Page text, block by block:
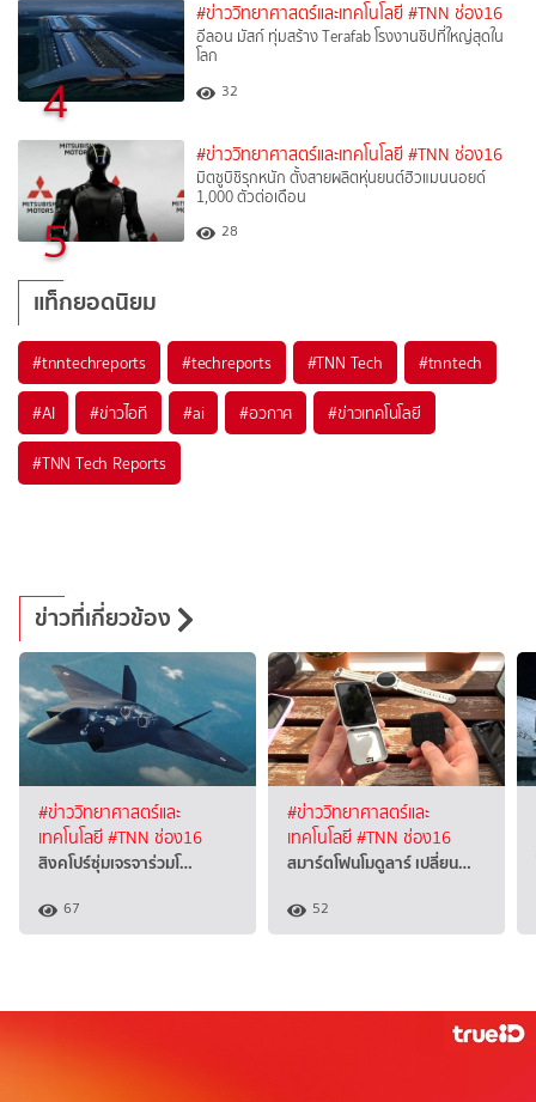
4
#ข่าววิทยาศาสตร์และเทคโนโลยี #TNN ช่อง16
อีลอน มัสก์ ทุ่มสร้าง Terafab โรงงานชิปที่ใหญ่สุดใน
โลก
32
5
#ข่าววิทยาศาสตร์และเทคโนโลยี #TNN ช่อง16
มิตซูบิชิรุกหนัก ตั้งสายผลิตหุ่นยนต์ฮิวแมนนอยด์
1,000 ตัวต่อเดือน
28
แท็กยอดนิยม
#tnntechreports #techreports #TNN Tech #tnntech
#AI #ข่าวไอที #ai #อวกาศ #ข่าวเทคโนโลยี
#TNN Tech Reports
ข่าวที่เกี่ยวข้อง
#ข่าววิทยาศาสตร์และ
เทคโนโลยี#TNN ช่อง16
สิงคโปร์ซุ่มเจรจาร่วมโ…
67
#ข่าววิทยาศาสตร์และ
เทคโนโลยี#TNN ช่อง16
สมาร์ตโฟนโมดูลาร์ เปลี่ยน…
52